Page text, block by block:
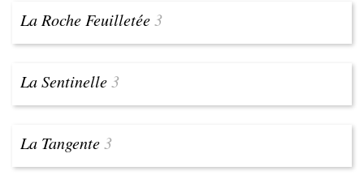
La Roche Feuilletée3
La Sentinelle3
La Tangente3